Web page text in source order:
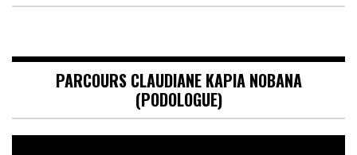
PARCOURS CLAUDIANE KAPIA NOBANA
(PODOLOGUE)